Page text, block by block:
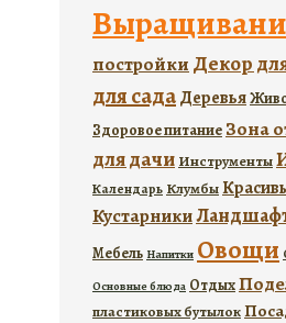
постройки Декор
для садаДеревья
Здоровое питание Зона
для дачи Инструменты
Календарь Клумбы
Кустарники
Мебель Напитки Овощи
Основные блюда Отдых
пластиковых бутылок